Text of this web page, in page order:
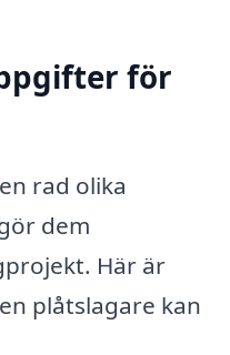
för
rad olika
dem
Här är
plåtslagare kan